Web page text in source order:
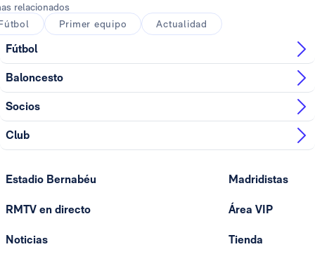
relacionados
Primer equipo Actualidad
Fútbol
Baloncesto
Socios
Club
Estadio Bernabéu
RMTV en directo
Noticias
Madridistas
Área VIP
Tienda